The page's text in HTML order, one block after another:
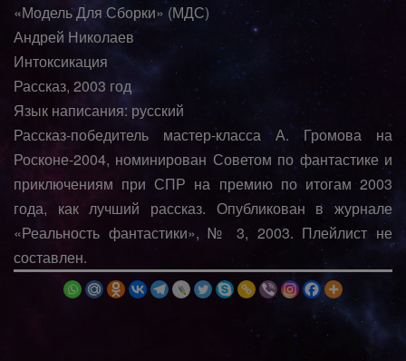
«Модель Для Сборки» (МДС)
Андрей Николаев
Интоксикация
Рассказ, 2003 год
Язык написания: русский
Рассказ-победитель мастер-класса А. Громова на
Росконе-2004, номинирован Советом по фантастике и
приключениям при СПР на премию по итогам 2003
года, как лучший рассказ. Опубликован в журнале
«Реальность фантастики», № 3, 2003. Плейлист не
составлен.